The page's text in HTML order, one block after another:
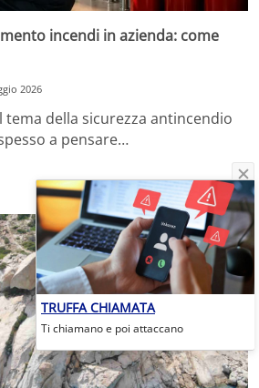
incendi in azienda: come
2026
della sicurezza antincendio
a pensare…
TRUFFA CHIAMATA
Ti chiamano e poi attaccano